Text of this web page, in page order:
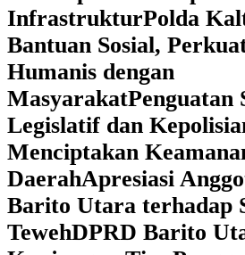
InfrastrukturPolda
Bantuan Sosial,
Humanis dengan
MasyarakatPenguatan
Legislatif dan
Menciptakan
DaerahApresiasi
Barito Utara terhadap
TewehDPRD Barito